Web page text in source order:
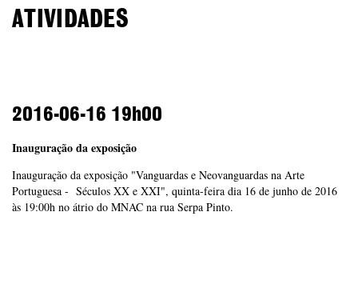
ATIVIDADES
2016-06-16 19h00
Inauguração da exposição
Inauguração da exposição "Vanguardas e Neovanguardas na Arte
Portuguesa - Séculos XX e XXI", quinta-feira dia 16 de junho de 2016
às 19:00h no átrio do MNAC na rua Serpa Pinto.